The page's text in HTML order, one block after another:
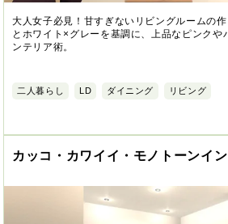
大人女子必見！甘すぎないリビングルームの
とホワイト×グレーを基調に、上品なピンクや
ンテリア術。
二人暮らし LD ダイニング リビング
カッコ・カワイイ・モノトーンイ